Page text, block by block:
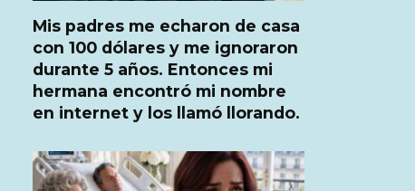
Mis padres me echaron de casa
con 100 dólares y me ignoraron
durante 5 años. Entonces mi
hermana encontró mi nombre
en internet y los llamó llorando.